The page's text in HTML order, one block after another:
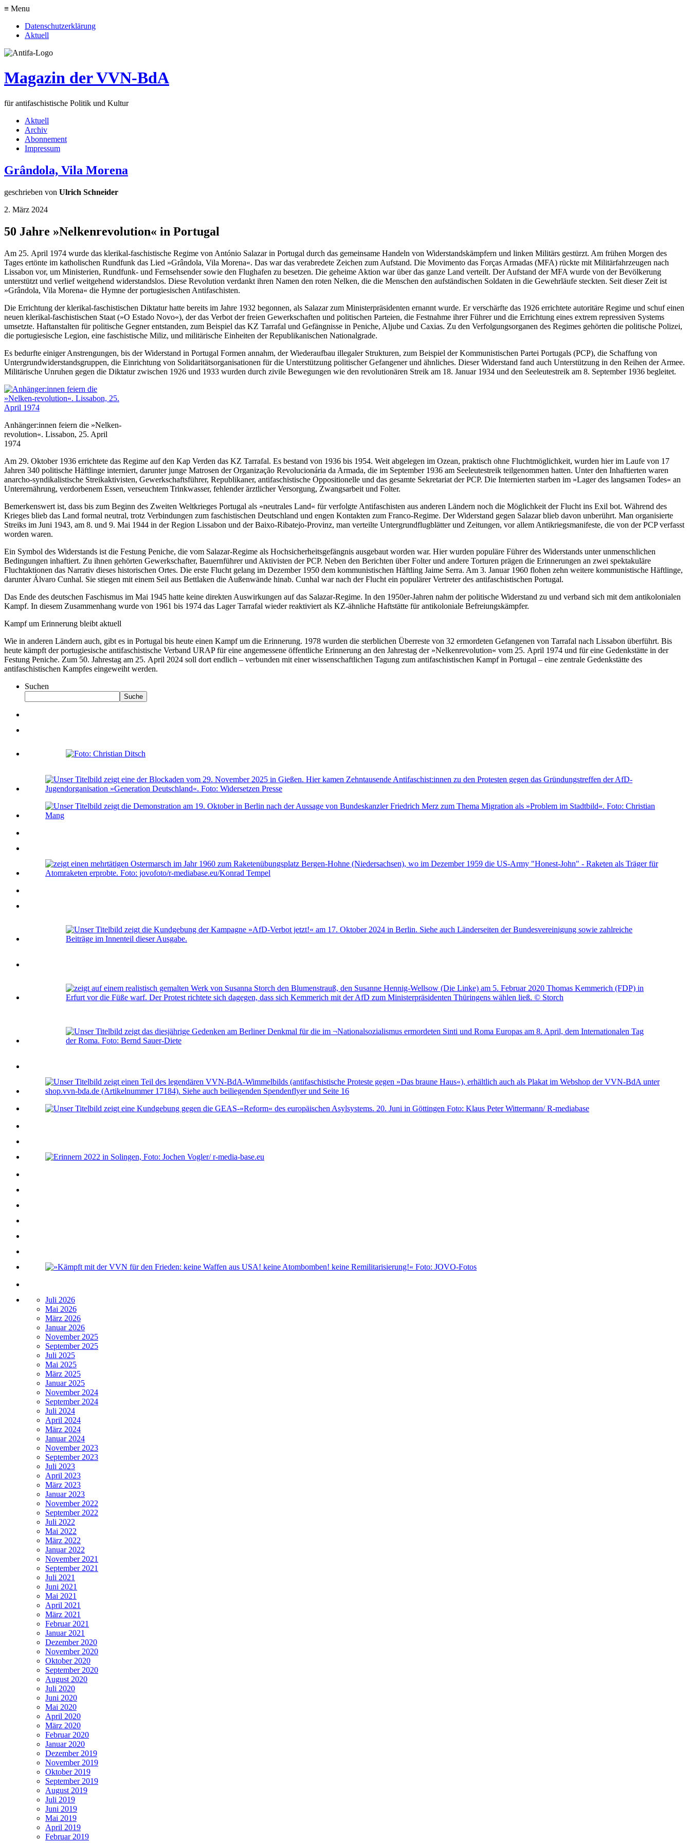
≡ Menu
Datenschutzerklärung
Aktuell
Magazin der VVN-BdA
für antifaschistische Politik und Kultur
Aktuell
Archiv
Abonnement
Impressum
Grândola, Vila Morena
geschrieben von Ulrich Schneider
2. März 2024
50 Jahre »Nelkenrevolution« in Portugal
Am 25. April 1974 wurde das klerikal-faschistische Regime von António Salazar in Portugal durch das gemeinsame Handeln von Widerstandskämpfern und linken Militärs gestürzt. Am frühen Morgen des
Tages ertönte im katholischen Rundfunk das Lied »Grândola, Vila Morena«. Das war das verabredete Zeichen zum Aufstand. Die Movimento das Forças Armadas (MFA) rückte mit Militärfahrzeugen nach
Lissabon vor, um Ministerien, Rundfunk- und Fernsehsender sowie den Flughafen zu besetzen. Die geheime Aktion war über das ganze Land verteilt. Der Aufstand der MFA wurde von der Bevölkerung
unterstützt und verlief weitgehend widerstandslos. Diese Revolution verdankt ihren Namen den roten Nelken, die die Menschen den aufständischen Soldaten in die Gewehrläufe steckten. Seit dieser Zeit ist
»Grândola, Vila Morena« die Hymne der portugiesischen Antifaschisten.
Die Errichtung der klerikal-faschistischen Diktatur hatte bereits im Jahre 1932 begonnen, als Salazar zum Ministerpräsidenten ernannt wurde. Er verschärfte das 1926 errichtete autoritäre Regime und schuf einen
neuen klerikal-faschistischen Staat (»O Estado Novo«), der das Verbot der freien Gewerkschaften und politischen Parteien, die Festnahme ihrer Führer und die Errichtung eines extrem repressiven Systems
umsetzte. Haftanstalten für politische Gegner entstanden, zum Beispiel das KZ Tarrafal und Gefängnisse in Peniche, Aljube und Caxias. Zu den Verfolgungsorganen des Regimes gehörten die politische Polizei,
die portugiesische Legion, eine faschistische Miliz, und militärische Einheiten der Republikanischen Nationalgrade.
Es bedurfte einiger Anstrengungen, bis der Widerstand in Portugal Formen annahm, der Wiederaufbau illegaler Strukturen, zum Beispiel der Kommunistischen Partei Portugals (PCP), die Schaffung von
Untergrundwiderstandsgruppen, die Einrichtung von Solidaritätsorganisationen für die Unterstützung politischer Gefangener und ähnliches. Dieser Widerstand fand auch Unterstützung in den Reihen der Armee.
Militärische Unruhen gegen die Diktatur zwischen 1926 und 1933 wurden durch zivile Bewegungen wie den revolutionären Streik am 18. Januar 1934 und den Seeleutestreik am 8. September 1936 begleitet.
Anhänger:innen feiern die »Nelken-
revolution«. Lissabon, 25. April
1974
Am 29. Oktober 1936 errichtete das Regime auf den Kap Verden das KZ Tarrafal. Es bestand von 1936 bis 1954. Weit abgelegen im Ozean, praktisch ohne Fluchtmöglichkeit, wurden hier im Laufe von 17
Jahren 340 politische Häftlinge interniert, darunter junge Matrosen der Organização Revolucionária da Armada, die im September 1936 am Seeleutestreik teilgenommen hatten. Unter den Inhaftierten waren
anarcho-syndikalistische Streikaktivisten, Gewerkschaftsführer, Republikaner, antifaschistische Oppositionelle und das gesamte Sekretariat der PCP. Die Internierten starben im »Lager des langsamen Todes« an
Unterernährung, verdorbenem Essen, verseuchtem Trinkwasser, fehlender ärztlicher Versorgung, Zwangsarbeit und Folter.
Bemerkenswert ist, dass bis zum Beginn des Zweiten Weltkrieges Portugal als »neutrales Land« für verfolgte Antifaschisten aus anderen Ländern noch die Möglichkeit der Flucht ins Exil bot. Während des
Krieges blieb das Land formal neutral, trotz Verbindungen zum faschistischen Deutschland und engen Kontakten zum Franco-Regime. Der Widerstand gegen Salazar blieb davon unberührt. Man organisierte
Streiks im Juni 1943, am 8. und 9. Mai 1944 in der Region Lissabon und der Baixo-Ribatejo-Provinz, man verteilte Untergrundflugblätter und Zeitungen, vor allem Antikriegsmanifeste, die von der PCP verfasst
worden waren.
Ein Symbol des Widerstands ist die Festung Peniche, die vom Salazar-Regime als Hochsicherheitsgefängnis ausgebaut worden war. Hier wurden populäre Führer des Widerstands unter unmenschlichen
Bedingungen inhaftiert. Zu ihnen gehörten Gewerkschafter, Bauernführer und Aktivisten der PCP. Neben den Berichten über Folter und andere Torturen prägen die Erinnerungen an zwei spektakuläre
Fluchtaktionen das Narrativ dieses historischen Ortes. Die erste Flucht gelang im Dezember 1950 dem kommunistischen Häftling Jaime Serra. Am 3. Januar 1960 flohen zehn weitere kommunistische Häftlinge,
darunter Álvaro Cunhal. Sie stiegen mit einem Seil aus Bettlaken die Außenwände hinab. Cunhal war nach der Flucht ein populärer Vertreter des antifaschistischen Portugal.
Das Ende des deutschen Faschismus im Mai 1945 hatte keine direkten Auswirkungen auf das Salazar-Regime. In den 1950er-Jahren nahm der politische Widerstand zu und verband sich mit dem antikolonialen
Kampf. In diesem Zusammenhang wurde von 1961 bis 1974 das Lager Tarrafal wieder reaktiviert als KZ-ähnliche Haftstätte für antikoloniale Befreiungskämpfer.
Kampf um Erinnerung bleibt aktuell
Wie in anderen Ländern auch, gibt es in Portugal bis heute einen Kampf um die Erinnerung. 1978 wurden die sterblichen Überreste von 32 ermordeten Gefangenen von Tarrafal nach Lissabon überführt. Bis
heute kämpft der portugiesische antifaschistische Verband URAP für eine angemessene öffentliche Erinnerung an den Jahrestag der »Nelkenrevolution« vom 25. April 1974 und für eine Gedenkstätte in der
Festung Peniche. Zum 50. Jahrestag am 25. April 2024 soll dort endlich – verbunden mit einer wissenschaftlichen Tagung zum antifaschistischen Kampf in Portugal – eine zentrale Gedenkstätte des
antifaschistischen Kampfes eingeweiht werden.
Suchen
Suche
Juli 2026
Mai 2026
März 2026
Januar 2026
November 2025
September 2025
Juli 2025
Mai 2025
März 2025
Januar 2025
November 2024
September 2024
Juli 2024
April 2024
März 2024
Januar 2024
November 2023
September 2023
Juli 2023
April 2023
März 2023
Januar 2023
November 2022
September 2022
Juli 2022
Mai 2022
März 2022
Januar 2022
November 2021
September 2021
Juli 2021
Juni 2021
Mai 2021
April 2021
März 2021
Februar 2021
Januar 2021
Dezember 2020
November 2020
Oktober 2020
September 2020
August 2020
Juli 2020
Juni 2020
Mai 2020
April 2020
März 2020
Februar 2020
Januar 2020
Dezember 2019
November 2019
Oktober 2019
September 2019
August 2019
Juli 2019
Juni 2019
Mai 2019
April 2019
Februar 2019